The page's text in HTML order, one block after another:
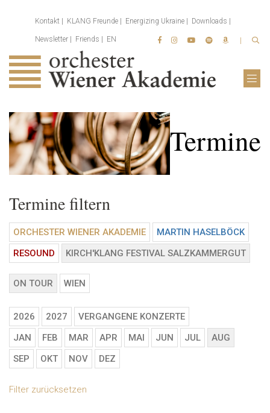
Kontakt KLANG Freunde Energizing Ukraine Downloads
Newsletter Friends EN
Termine
Termine filtern
ORCHESTER WIENER AKADEMIE
MARTIN HASELBÖCK
RESOUND
KIRCH'KLANG FESTIVAL SALZKAMMERGUT
ON TOUR WIEN
2026 2027
VERGANGENE KONZERTE
JAN
FEB MAR APR MAI JUN JUL
AUG
SEP
OKT NOV DEZ
Filter zurücksetzen